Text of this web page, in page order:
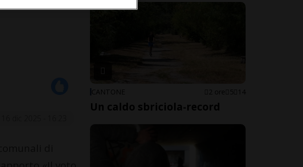
CANTONE 2 ore 5 14
Un caldo sbriciola-record